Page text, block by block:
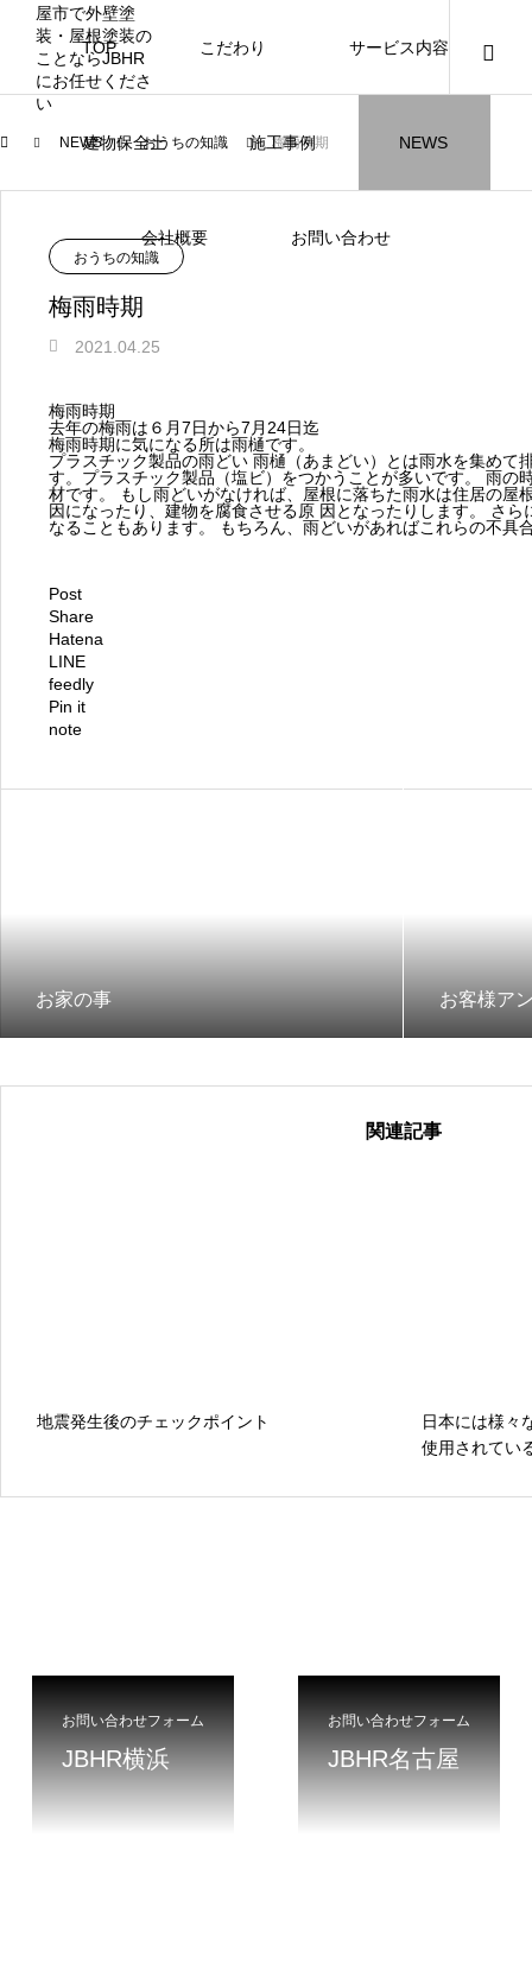
TOP こだわり サービス内容
建物保全士 施工事例 NEWS
会社概要 お問い合わせ
になります。
例になります。
ニュース ブログ
お盆に伴う休業のお知らせ
2026.07.30
【年収
場管理
髪型自由
川崎市でリノベーションを検討する方
へ｜後悔しない計画の立て方と相談先
の選び方
2026.07.01
座間市の
JBHRに
NEW
2021.04.25
建物の点
門家へ
お客様アンケート405
2026.01.25
お客様ア
藤沢市でリノベーションを検討する方
へ｜費用・進め方・会社選びのポイン
2026.08.01
火災報知
はあるの
川崎市でリノベーションを検討する方
へ｜後悔しない計画の立て方と相談先
の選び方
2026.07.01
座間市の
JBHRに
NEW
2021.04.25
施工の際
クーリング・オフ手続きのお知らせ
2024.04.26
NEWS おうちの知識 梅雨時期
おうちの知識
梅雨時期
2021.04.25
梅雨時期
去年の梅雨は６月7日から7月24日迄
梅雨時期に気になる所は雨樋です。
プラスチック製品の雨どい 雨樋（あまどい）とは雨水を集めて
す。プラスチック製品（塩ビ）をつかうことが多いです。 雨の
材です。 もし雨どいがなければ、屋根に落ちた雨水は住居の屋
因になったり、建物を腐食させる原 因となったりします。 さ
なることもあります。 もちろん、雨どいがあればこれらの不具
Post
Share
Hatena
LINE
feedly
Pin it
note
お家の事 お客様ア
関連記事
地震発生後のチェックポイント
日本には様々
使用されてい
お問い合わせフォーム
JBHR横浜
お問い合わせフォーム
JBHR名古屋